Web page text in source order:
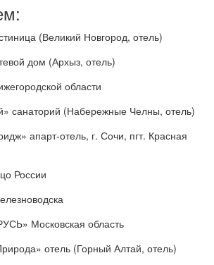
(Великий Новгород, отель)
дом (Архыз, отель)
области
санаторий (Набережные Челны, отель)
апарт-отель, г. Сочи, пгт. Красная
России
Московская область
отель (Горный Алтай, отель)